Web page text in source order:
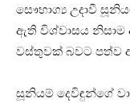
සෞභාග්‍ය උදාවී
ඇති විශ්වාසය නිසාම
වස්‌තුවක්‌ බවට පත්ව
සූනියම් දෙවිඳුන්ගේ